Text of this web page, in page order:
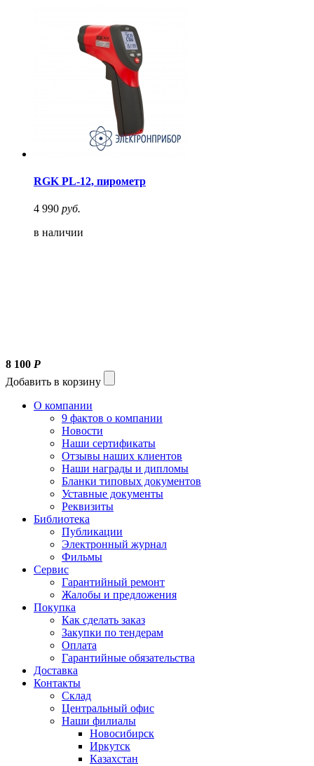
RGK PL-12, пирометр
4 990 руб.
в наличии
8 100 Р
Добавить в корзину
О компании
9 фактов о компании
Новости
Наши сертификаты
Отзывы наших клиентов
Наши награды и дипломы
Бланки типовых документов
Уставные документы
Реквизиты
Библиотека
Публикации
Электронный журнал
Фильмы
Сервис
Гарантийный ремонт
Жалобы и предложения
Покупка
Как сделать заказ
Закупки по тендерам
Оплата
Гарантийные обязательства
Доставка
Контакты
Склад
Центральный офис
Наши филиалы
Новосибирск
Иркутск
Казахстан